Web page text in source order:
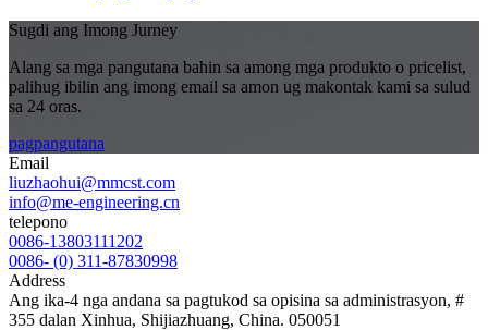
Sugdi ang Imong Jurney
Alang sa mga pangutana bahin sa among mga produkto o pricelist,
palihug ibilin ang imong email sa amon ug makontak kami sa sulud
sa 24 oras.
pagpangutana
Email
liuzhaohui@mmcst.com
info@me-engineering.cn
telepono
0086-13803111202
0086- (0) 311-87830998
Address
Ang ika-4 nga andana sa pagtukod sa opisina sa administrasyon, #
355 dalan Xinhua, Shijiazhuang, China. 050051